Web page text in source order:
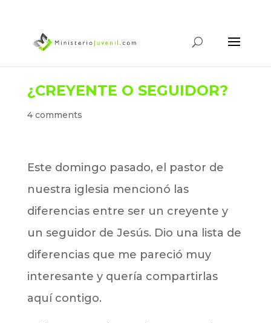
¿CREYENTE O SEGUIDOR?
4 comments
Este domingo pasado, el pastor de
nuestra iglesia mencionó las
diferencias entre ser un creyente y
un seguidor de Jesús. Dio una lista de
diferencias que me pareció muy
interesante y quería compartirlas
aquí contigo.